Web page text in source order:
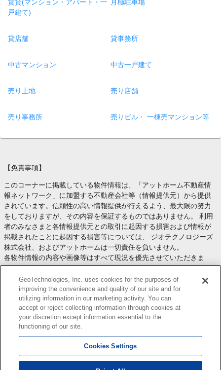
賃貸(マンション・アパート・一
戸建て)
月極駐車場
貸店舗 貸事務所
中古マンション 中古一戸建て
売り土地 売り店舗
売り事務所 売りビル・ 一棟売マンション等
【免責事項】
このコーナーに掲載している物件情報は、「アットホーム不動産情
報ネットワーク」に加盟する不動産会社等（情報提供元）から提供
されています。信頼性の高い情報提供が行えるよう、最大限の努力
をしておりますが、その内容を保証するものではありません。 利用
者のみなさまと各情報提供元との取引に起因する損害および情報が
掲載されたことに起因する損害等については、 ジオテクノロジーズ
株式会社、およびアットホームは一切責任を負いません。
各物件情報の内容や画像等はすべて現況を優先させていただきま
す。
お取引等（お取引の準備、資金調達等を含みます）の際には、内容
や契約条件等について、 各情報提供元より十分な説明を受け、ご自
身でご確認の上、判断してください。
このコーナーへの物件情報のご掲載、その他不動産業務ソリューシ
ョン等についての不動産会社様のお問合せはこちら
します。
GeoTechnologies, Inc. uses cookies for the purposes of
improving the convenience and quality of our site and for
utilizing information in our marketing activity. You can
accept or reject collecting information through cookies at
your discretion except information essential to the
functioning of our site.
Cookies Settings